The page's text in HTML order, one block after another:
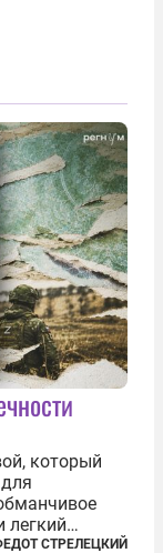
который
легкий
СТРЕЛЕЦКИЙ